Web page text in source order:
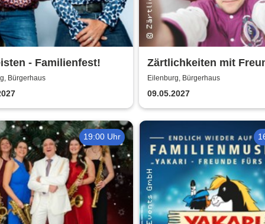
- Familienfest!
Bürgerhaus
Zärtlichkeiten mit
Rico Rohs und das Ines
Fleiwa Quartett
Eilenburg, Bürgerhaus
09.05.2027
19:00 Uhr